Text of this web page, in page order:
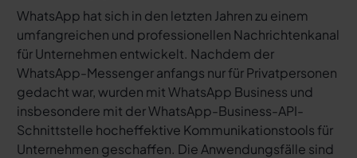
WhatsApp hat sich in den letzten Jahren zu einem
umfangreichen und professionellen Nachrichtenkanal
für Unternehmen entwickelt. Nachdem der
WhatsApp-Messenger anfangs nur für Privatpersonen
gedacht war, wurden mit WhatsApp Business und
insbesondere mit der WhatsApp-Business-API-
Schnittstelle hocheffektive Kommunikationstools für
Unternehmen geschaffen. Die Anwendungsfälle sind